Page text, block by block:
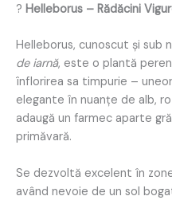
? Helleborus – Rădăcini
Helleborus, cunoscut și sub
de iarnă, este o plantă
înflorirea sa timpurie –
elegante în nuanțe de alb,
adaugă un farmec aparte
primăvară.
Se dezvoltă excelent în
având nevoie de un sol